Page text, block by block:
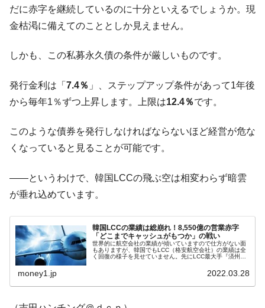
Fact1 今話題の「楽天ライオンズ」とは？
Fact1 奇跡の毛色「白毛馬」とは？
える賞金とは？
Fact1
発表から2日で大崩壊、鳴かず飛ばずに終わりそう
なスーパーリーグとは？
Fact1
日本人マスターズ挑戦の歴史。松山以前に最高位
だった選手とは？
ている意外な選手とは？
Fact1 セレクトセールの高額取引馬が稼いだ金額とは？
だに赤字を継続しているのに十分といえるでしょうか。現
金枯渇に備えてのこととしか見えません。
しかも、この私募永久債の条件が厳しいものです。
発行金利は「 7.4％ 」、ステップアップ条件があって1年後
から毎年1％ずつ上昇します。上限は12.4％です。
このような債券を発行しなければならないほど経営が危な
くなっていると見ることが可能です。
――というわけで、韓国LCCの飛ぶ空は相変わらず暗雲
が垂れ込めています。
韓国LCCの業績は総崩れ！8,550億の営業赤字
「どこまでキャッシュがもつか」の戦い
世界的に航空会社の業績が傾いていますので仕方がない面
もありますが、韓国でもLCC（格安航空会社）の業績は全
く回復の様子を見せていません。先にLCC最大手『済州
money1.jp 2022.03.28